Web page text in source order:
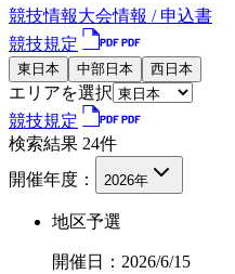
競技情報大会情報 / 申込書
競技規定
東日本 中部日本 西日本
エリアを選択
競技規定
検索結果 24件
開催年度：
2026年
地区予選
開催日： 2026/6/15